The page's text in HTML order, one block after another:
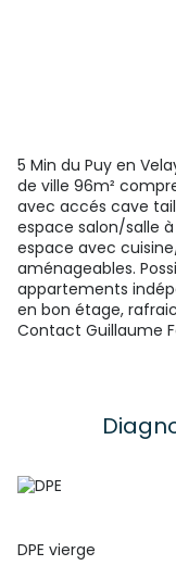
5 Min du Puy en
de ville 96m²
avec accés cave
espace salon/salle
espace avec
aménageables.
appartements
en bon étage,
Contact Guillaume
DPE vierge